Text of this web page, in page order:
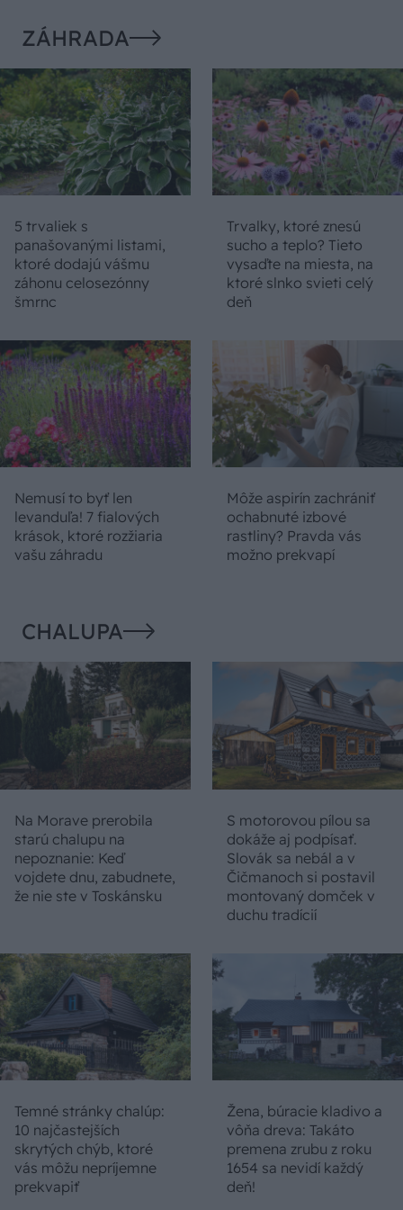
ZÁHRADA
5 trvaliek s
panašovanými listami,
ktoré dodajú vášmu
záhonu celosezónny
šmrnc
Trvalky, ktoré znesú
sucho a teplo? Tieto
vysaďte na miesta, na
ktoré slnko svieti celý
deň
Nemusí to byť len
levanduľa! 7 fialových
krások, ktoré rozžiaria
vašu záhradu
Môže aspirín zachrániť
ochabnuté izbové
rastliny? Pravda vás
možno prekvapí
CHALUPA
Na Morave prerobila
starú chalupu na
nepoznanie: Keď
vojdete dnu, zabudnete,
že nie ste v Toskánsku
S motorovou pílou sa
dokáže aj podpísať.
Slovák sa nebál a v
Čičmanoch si postavil
montovaný domček v
duchu tradícií
Temné stránky chalúp:
10 najčastejších
skrytých chýb, ktoré
vás môžu nepríjemne
prekvapiť
Žena, búracie kladivo a
vôňa dreva: Takáto
premena zrubu z roku
1654 sa nevidí každý
deň!